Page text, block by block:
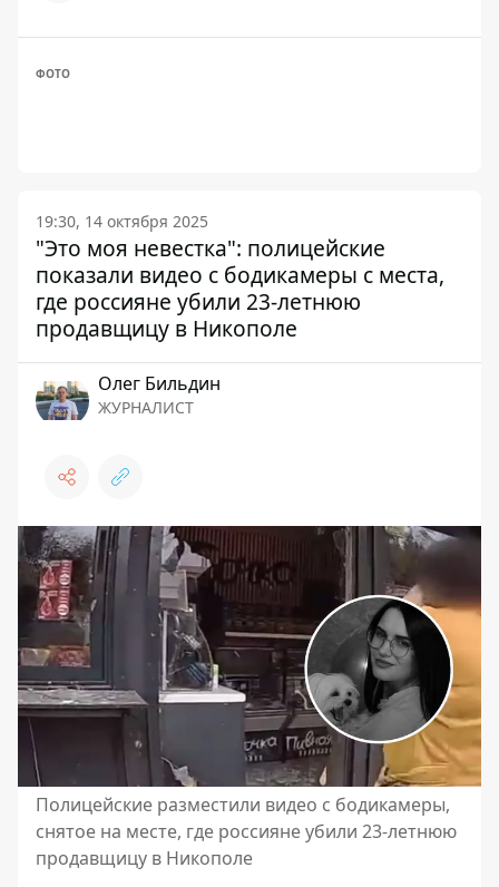
ФОТО
19:30, 14 октября 2025
"Это моя невестка": полицейские
показали видео с бодикамеры с места,
где россияне убили 23-летнюю
продавщицу в Никополе
Олег Бильдин
ЖУРНАЛИСТ
Полицейские разместили видео с бодикамеры,
снятое на месте, где россияне убили 23-летнюю
продавщицу в Никополе